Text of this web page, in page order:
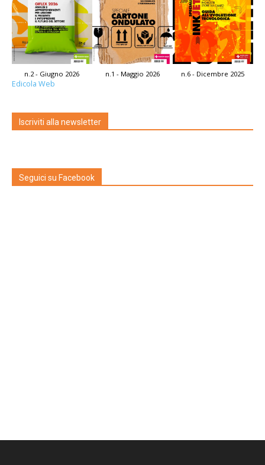
n.2 - Giugno 2026 n.1 - Maggio 2026 n.6 - Dicembre 2025
Edicola Web
Iscriviti alla newsletter
Seguici su Facebook